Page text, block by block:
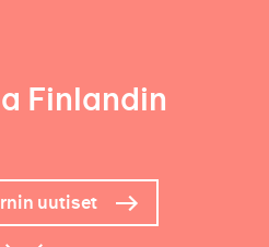
Finlandin
uutiset